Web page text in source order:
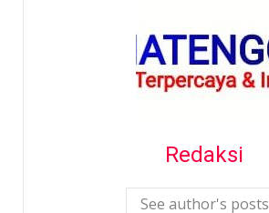
Redaksi
See author's posts